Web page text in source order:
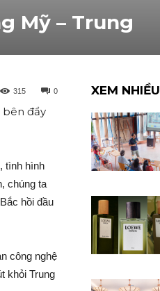
Mỹ – Trung
0
315
bên đẩy
tình hình
chúng ta
hồi đầu
công nghệ
khỏi Trung
XEM NHIỀU